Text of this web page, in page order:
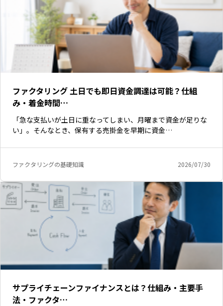
ファクタリング 土日でも即日資金調達は可能？仕組
み・着金時間…
「急な支払いが土日に重なってしまい、月曜まで資金が足りな
い」。そんなとき、保有する売掛金を早期に資金…
ファクタリングの基礎知識 2026/07/30
サプライチェーンファイナンスとは？仕組み・主要手
法・ファクタ…